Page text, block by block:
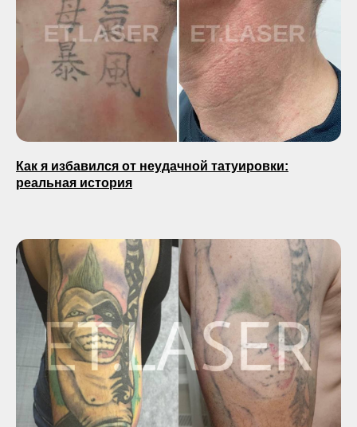
Как я избавился от неудачной татуировки:
реальная история